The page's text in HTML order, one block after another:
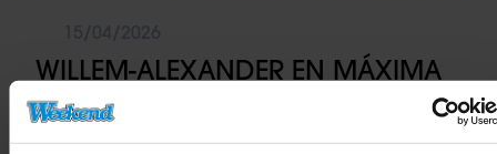
WILLEM-ALEXANDER EN MÁXIMA
ZINGEN MEE OP BASISSCHOOL IN
MIAMI